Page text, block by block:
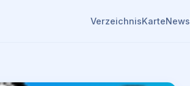
VerzeichnisKarteNews